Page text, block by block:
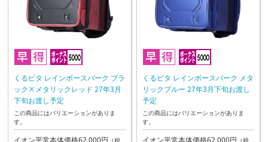
くるピタ レインボースパーク ブラ
ック×メタリックレッド 27年3月
下旬お渡し予定
この商品にはバリエーションがありま
す。
イオン平常本体価格62,000円 （税
くるピタ レインボースパーク メタ
リックブルー 27年3月下旬お渡し
予定
この商品にはバリエーションがありま
す。
イオン平常本体価格62,000円 （税